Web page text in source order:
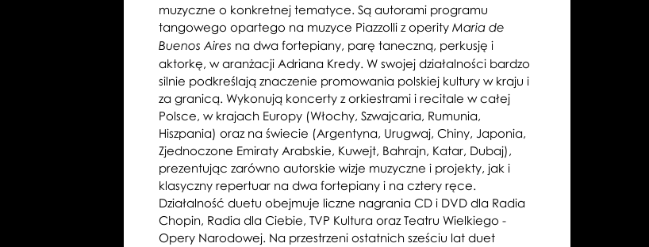
muzyczne o konkretnej tematyce. Są autorami programu
tangowego opartego na muzyce Piazzolli z operity Maria de
Buenos Aires na dwa fortepiany, parę taneczną, perkusję i
aktorkę, w aranżacji Adriana Kredy. W swojej działalności bardzo
silnie podkreślają znaczenie promowania polskiej kultury w kraju i
za granicą. Wykonują koncerty z orkiestrami i recitale w całej
Polsce, w krajach Europy (Włochy, Szwajcaria, Rumunia,
Hiszpania) oraz na świecie (Argentyna, Urugwaj, Chiny, Japonia,
Zjednoczone Emiraty Arabskie, Kuwejt, Bahrajn, Katar, Dubaj),
prezentując zarówno autorskie wizje muzyczne i projekty, jak i
klasyczny repertuar na dwa fortepiany i na cztery ręce.
Działalność duetu obejmuje liczne nagrania CD i DVD dla Radia
Chopin, Radia dla Ciebie, TVP Kultura oraz Teatru Wielkiego -
Opery Narodowej. Na przestrzeni ostatnich sześciu lat duet